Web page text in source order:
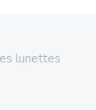
lunettes